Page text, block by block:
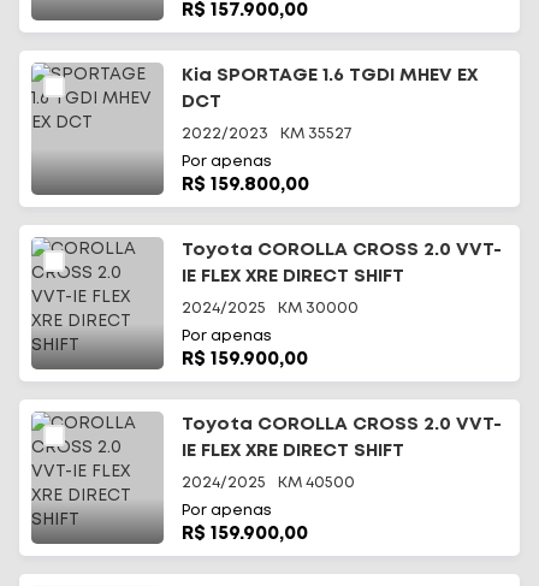
R$ 157.900,00
Kia SPORTAGE 1.6 TGDI MHEV EX
DCT
2022/2023 KM 35527
Por apenas
R$ 159.800,00
Toyota COROLLA CROSS 2.0 VVT-
IE FLEX XRE DIRECT SHIFT
2024/2025 KM 30000
Por apenas
R$ 159.900,00
Toyota COROLLA CROSS 2.0 VVT-
IE FLEX XRE DIRECT SHIFT
2024/2025 KM 40500
Por apenas
R$ 159.900,00